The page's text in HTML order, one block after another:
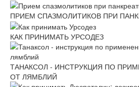
ПРИЕМ СПАЗМОЛИТИКОВ ПРИ
КАК ПРИНИМАТЬ УРСОДЕЗ
ТАНАКСОЛ - ИНСТРУКЦИЯ ПО
ОТ ЛЯМБЛИЙ